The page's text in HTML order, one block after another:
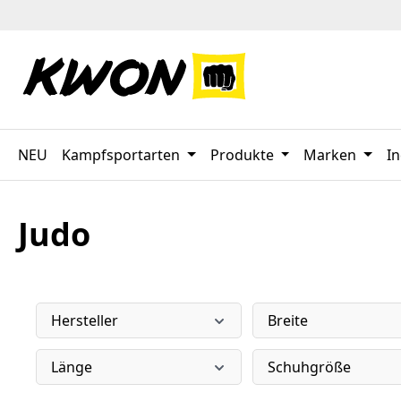
NEU Kampfsportarten Produkte Marken
Judo
Hersteller Breite
Länge Schuhgröße